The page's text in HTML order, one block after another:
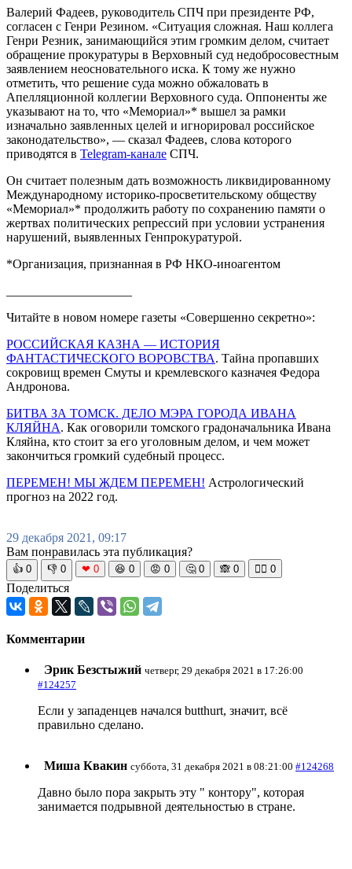
Валерий Фадеев, руководитель СПЧ при президенте РФ,
согласен с Генри Резином. «Ситуация сложная. Наш коллега
Генри Резник, занимающийся этим громким делом, считает
обращение прокуратуры в Верховный суд недобросовестным
заявлением неосновательного иска. К тому же нужно
отметить, что решение суда можно обжаловать в
Апелляционной коллегии Верховного суда. Оппоненты же
указывают на то, что «Мемориал»* вышел за рамки
изначально заявленных целей и игнорировал российское
законодательство», — сказал Фадеев, слова которого
приводятся в Telegram-канале СПЧ.
Он считает полезным дать возможность ликвидированному
Международному историко-просветительскому обществу
«Мемориал»* продолжить работу по сохранению памяти о
жертвах политических репрессий при условии устранения
нарушений, выявленных Генпрокуратурой.
*Организация, признанная в РФ НКО-иноагентом
Читайте в новом номере газеты «Совершенно секретно»:
РОССИЙСКАЯ КАЗНА — ИСТОРИЯ
ФАНТАСТИЧЕСКОГО ВОРОВСТВА. Тайна пропавших
сокровищ времен Смуты и кремлевского казначея Федора
Андронова.
БИТВА ЗА ТОМСК. ДЕЛО МЭРА ГОРОДА ИВАНА
КЛЯЙНА. Как оговорили томского градоначальника Ивана
Кляйна, кто стоит за его уголовным делом, и чем может
закончиться громкий судебный процесс.
ПЕРЕМЕН! МЫ ЖДЕМ ПЕРЕМЕН! Астрологический
прогноз на 2022 год.
29 декабря 2021, 09:17
Вам понравилась эта публикация?
👍 0 👎 0 ❤ 0 😆 0 😡 0 🤔 0 🙈 0 🧘‍♀️ 0
Поделиться
Комментарии
Эрик Безстыжий четверг, 29 декабря 2021 в 17:26:00
#124257
Если у западенцев начался butthurt, значит, всё
правильно сделано.
Миша Квакин суббота, 31 декабря 2021 в 08:21:00 #124268
Давно было пора закрыть эту " контору", которая
занимается подрывной деятельностью в стране.